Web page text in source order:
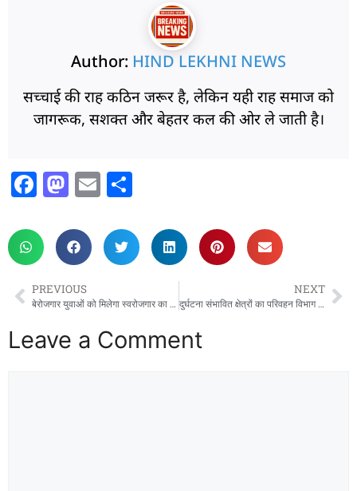
Author: HIND LEKHNI NEWS
सच्चाई की राह कठिन जरूर है, लेकिन यही राह समाज को
जागरूक, सशक्त और बेहतर कल की ओर ले जाती है।
F
c
e
b
o
o
M
st
o
d
o
n
E
ai
l
ar
e
PREVIOUS
बेरोजगार युवाओं को मिलेगा स्वरोजगार का अवसर, निःशुल्क दी जाएंगी दोना-पत्तल मेकिंग मशीनें
NEXT
दुर्घटना संभावित क्षेत्रों का परिवहन विभाग ने किया निरीक्षण, सुरक्षा उपायों पर होगा अमल
Leave a Comment